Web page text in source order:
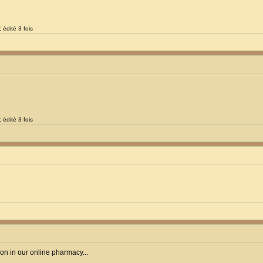
édité 3 fois
édité 3 fois
in our online pharmacy...